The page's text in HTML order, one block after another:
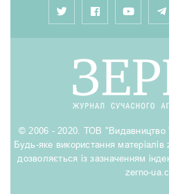
© 2006 - 2020. ТОВ "Видавництво
Будь-яке використання
дозволяється із зазначенням
zerno-